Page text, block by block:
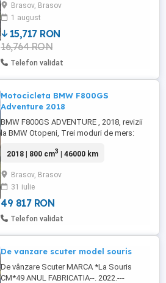
proprietar. Alte detalii la tel. si vazut la fata
locului.
Brasov, Brasov
1 august
15,717 RON
16,764 RON
Telefon validat
Motocicleta BMW F800GS
Adventure 2018
BMW F800GS ADVENTURE , 2018, revizii
la BMW Otopeni, Trei moduri de mers:
: Normal, comfort si sport . Crash bar
Extensie parbriz , cuti bmw originale,
apărătoare noroi aripa fata (extensie);
aparatori suplimentare mânere, ...
2018 | 800 cm3 | 46000 km
Brasov, Brasov
31 iulie
49 817 RON
Telefon validat
De vanzare scuter model souris
De vânzare Scuter MARCA *La Souris
CM*49 ANUL FABRICATIA--. 2022.---